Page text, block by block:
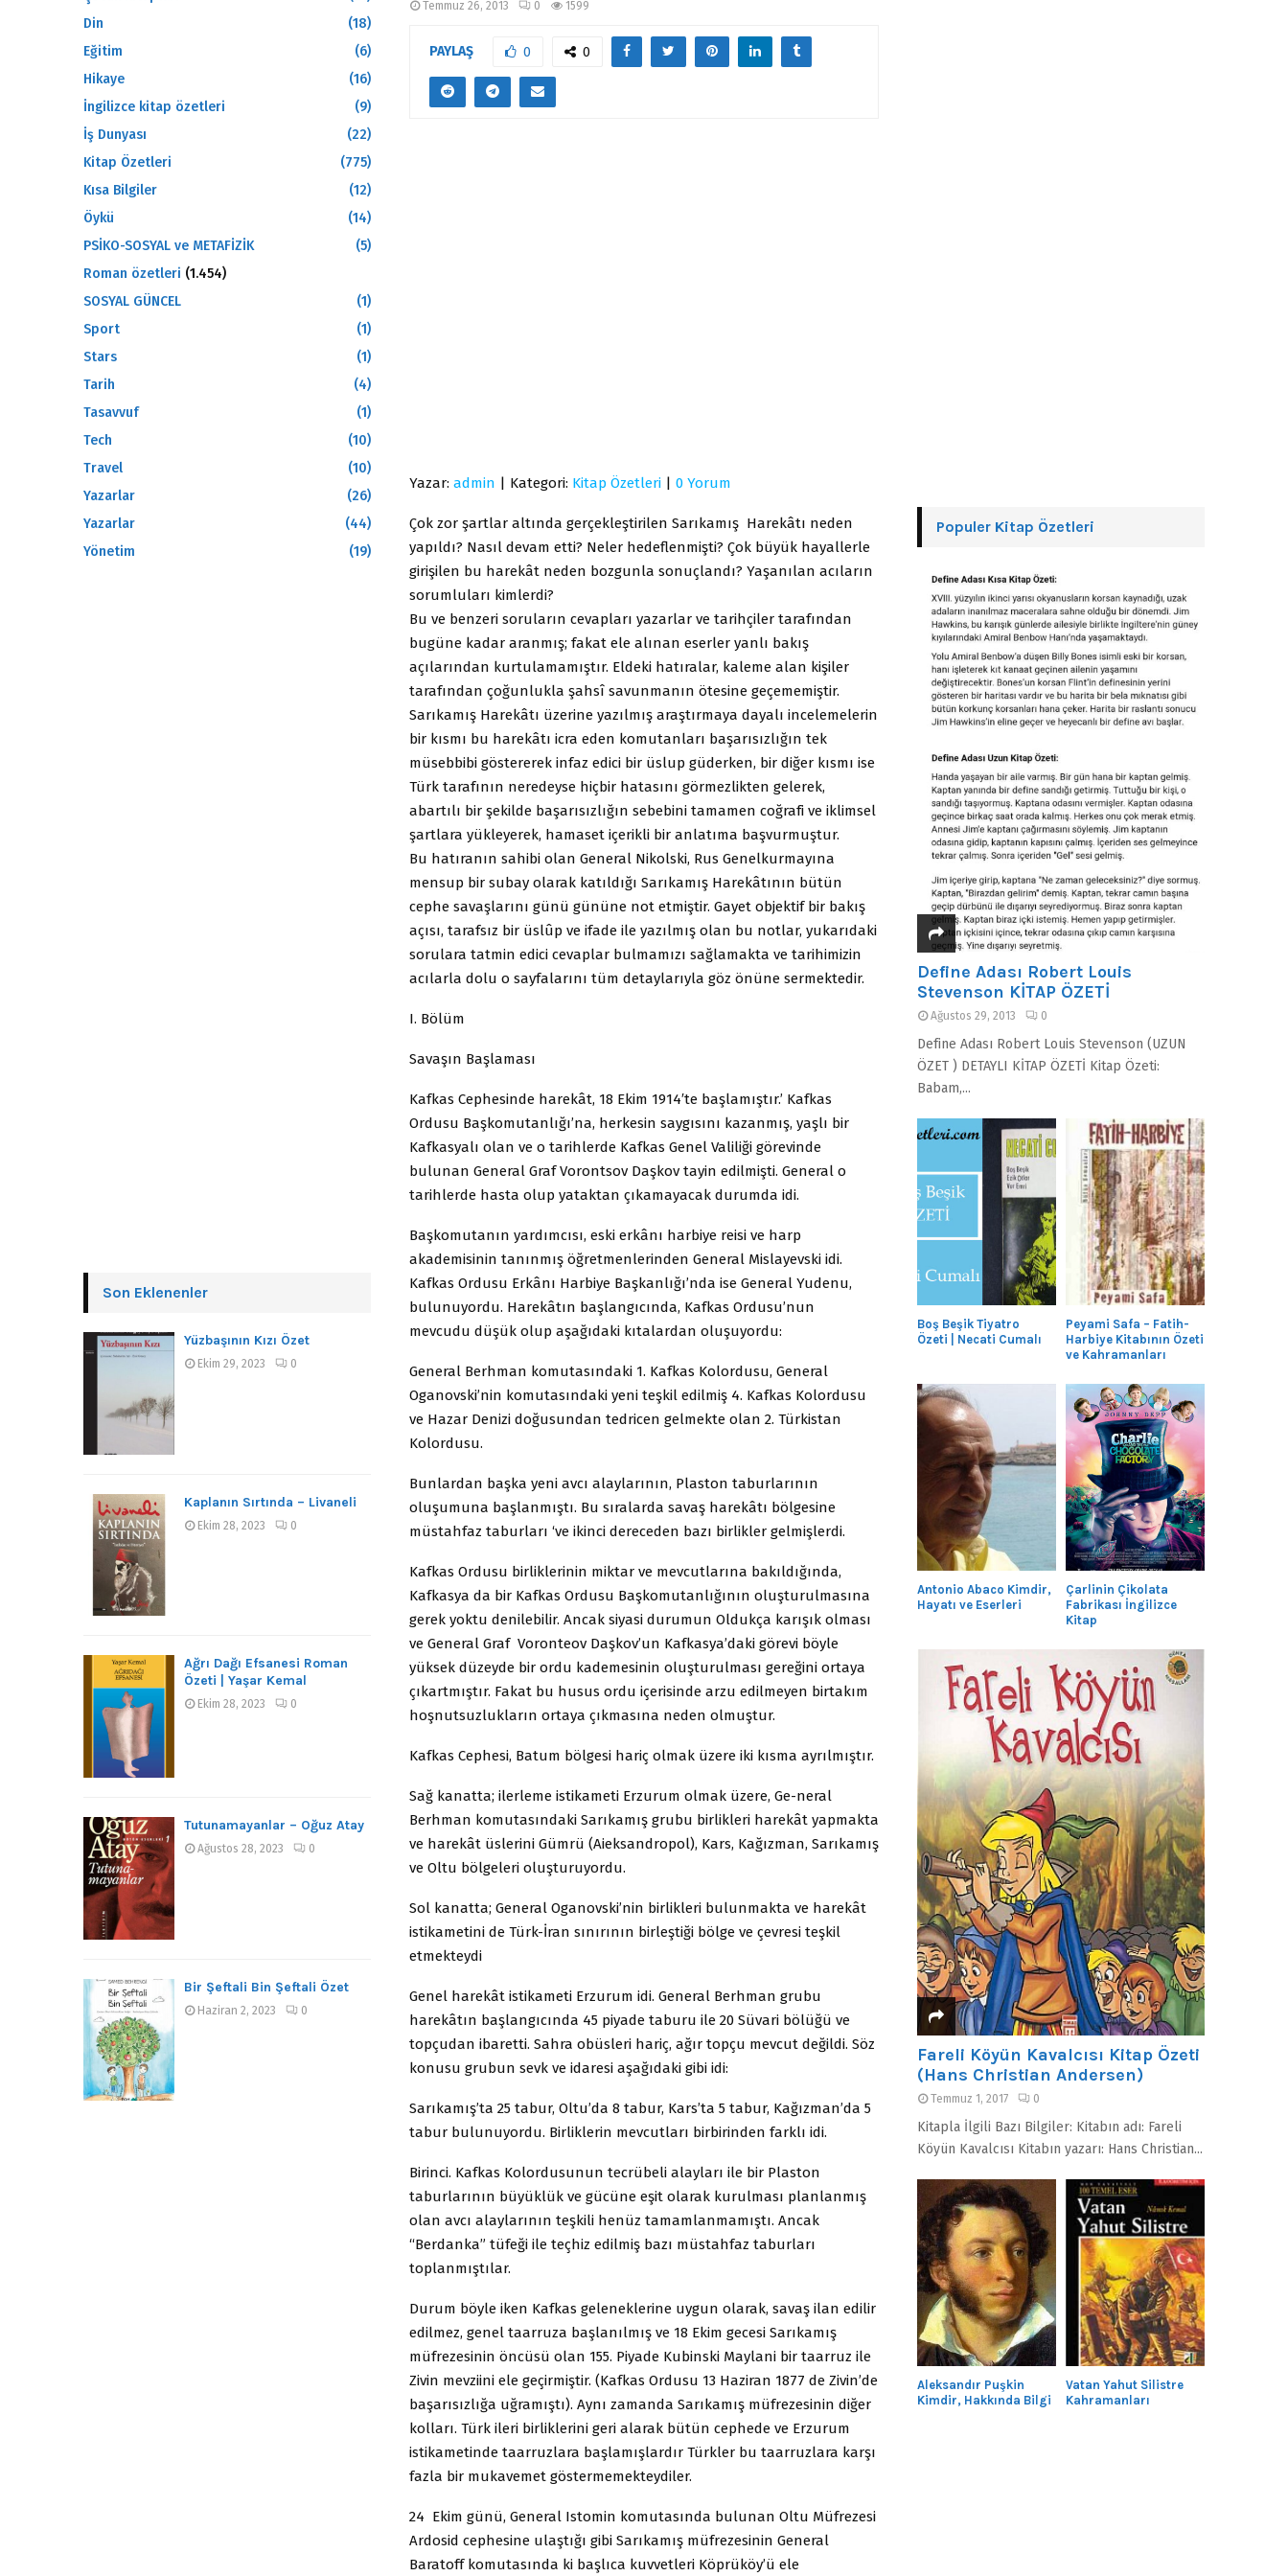
Temmuz 26, 2013 0 1599
PAYLAŞ 0 0
Yazar: admin | Kategori: Kitap Özetleri | 0 Yorum
Çok zor şartlar altında gerçekleştirilen Sarıkamış Harekâtı neden
yapıldı? Nasıl devam etti? Neler hedeflenmişti? Çok büyük hayallerle
girişilen bu harekât neden bozgunla sonuçlandı? Yaşanılan acıların
sorumluları kimlerdi?
Bu ve benzeri soruların cevapları yazarlar ve tarihçiler tarafından
bugüne kadar aranmış; fakat ele alınan eserler yanlı bakış
açılarından kurtulamamıştır. Eldeki hatıralar, kaleme alan kişiler
tarafından çoğunlukla şahsî savunmanın ötesine geçememiştir.
Sarıkamış Harekâtı üzerine yazılmış araştırmaya dayalı incelemelerin
bir kısmı bu harekâtı icra eden komutanları başarısızlığın tek
müsebbibi göstererek infaz edici bir üslup güderken, bir diğer kısmı ise
Türk tarafının neredeyse hiçbir hatasını görmezlikten gelerek,
abartılı bir şekilde başarısızlığın sebebini tamamen coğrafi ve iklimsel
şartlara yükleyerek, hamaset içerikli bir anlatıma başvurmuştur.
Bu hatıranın sahibi olan General Nikolski, Rus Genelkurmayına
mensup bir subay olarak katıldığı Sarıkamış Harekâtının bütün
cephe savaşlarını günü gününe not etmiştir. Gayet objektif bir bakış
açısı, tarafsız bir üslûp ve ifade ile yazılmış olan bu notlar, yukarıdaki
sorulara tatmin edici cevaplar bulmamızı sağlamakta ve tarihimizin
acılarla dolu o sayfalarını tüm detaylarıyla göz önüne sermektedir.
I. Bölüm
Savaşın Başlaması
Kafkas Cephesinde harekât, 18 Ekim 1914′te başlamıştır.’ Kafkas
Ordusu Başkomutanlığı’na, herkesin saygısını kazanmış, yaşlı bir
Kafkasyalı olan ve o tarihlerde Kafkas Genel Valiliği görevinde
bulunan General Graf Vorontsov Daşkov tayin edilmişti. General o
tarihlerde hasta olup yataktan çıkamayacak durumda idi.
Başkomutanın yardımcısı, eski erkânı harbiye reisi ve harp
akademisinin tanınmış öğretmenlerinden General Mislayevski idi.
Kafkas Ordusu Erkânı Harbiye Başkanlığı’nda ise General Yudenu,
bulunuyordu. Harekâtın başlangıcında, Kafkas Ordusu’nun
mevcudu düşük olup aşağıdaki kıtalardan oluşuyordu:
General Berhman komutasındaki 1. Kafkas Kolordusu, General
Oganovski’nin komutasındaki yeni teşkil edilmiş 4. Kafkas Kolordusu
ve Hazar Denizi doğusundan tedricen gelmekte olan 2. Türkistan
Kolordusu.
Bunlardan başka yeni avcı alaylarının, Plaston taburlarının
oluşumuna başlanmıştı. Bu sıralarda savaş harekâtı bölgesine
müstahfaz taburları ‘ve ikinci dereceden bazı birlikler gelmişlerdi.
Kafkas Ordusu birliklerinin miktar ve mevcutlarına bakıldığında,
Kafkasya da bir Kafkas Ordusu Başkomutanlığının oluşturulmasına
gerek yoktu denilebilir. Ancak siyasi durumun Oldukça karışık olması
ve General Graf Voronteov Daşkov’un Kafkasya’daki görevi böyle
yüksek düzeyde bir ordu kademesinin oluşturulması gereğini ortaya
çıkartmıştır. Fakat bu husus ordu içerisinde arzu edilmeyen birtakım
hoşnutsuzlukların ortaya çıkmasına neden olmuştur.
Kafkas Cephesi, Batum bölgesi hariç olmak üzere iki kısma ayrılmıştır.
Sağ kanatta; ilerleme istikameti Erzurum olmak üzere, Ge-neral
Berhman komutasındaki Sarıkamış grubu birlikleri harekât yapmakta
ve harekât üslerini Gümrü (Aieksandropol), Kars, Kağızman, Sarıkamış
ve Oltu bölgeleri oluşturuyordu.
Sol kanatta; General Oganovski’nin birlikleri bulunmakta ve harekât
istikametini de Türk-İran sınırının birleştiği bölge ve çevresi teşkil
etmekteydi
Genel harekât istikameti Erzurum idi. General Berhman grubu
harekâtın başlangıcında 45 piyade taburu ile 20 Süvari bölüğü ve
topçudan ibaretti. Sahra obüsleri hariç, ağır topçu mevcut değildi. Söz
konusu grubun sevk ve idaresi aşağıdaki gibi idi:
Sarıkamış’ta 25 tabur, Oltu’da 8 tabur, Kars’ta 5 tabur, Kağızman’da 5
tabur bulunuyordu. Birliklerin mevcutları birbirinden farklı idi.
Birinci. Kafkas Kolordusunun tecrübeli alayları ile bir Plaston
taburlarının büyüklük ve gücüne eşit olarak kurulması planlanmış
olan avcı alaylarının teşkili henüz tamamlanmamıştı. Ancak
“Berdanka” tüfeği ile teçhiz edilmiş bazı müstahfaz taburları
toplanmıştılar.
Durum böyle iken Kafkas geleneklerine uygun olarak, savaş ilan edilir
edilmez, genel taarruza başlanılmış ve 18 Ekim gecesi Sarıkamış
müfrezesinin öncüsü olan 155. Piyade Kubinski Maylani bir taarruz ile
Zivin mevziini ele geçirmiştir. (Kafkas Ordusu 13 Haziran 1877 de Zivin’de
başarısızlığa uğramıştı). Aynı zamanda Sarıkamış müfrezesinin diğer
kolları. Türk ileri birliklerini geri alarak bütün cephede ve Erzurum
istikametinde taarruzlara başlamışlardır Türkler bu taarruzlara karşı
fazla bir mukavemet göstermemekteydiler.
24 Ekim günü, General Istomin komutasında bulunan Oltu Müfrezesi
Ardosid cephesine ulaştığı gibi Sarıkamış müfrezesinin General
Baratoff komutasında ki başlıca kuvvetleri Köprüköy’ü ele
Din
(18)
Eğitim
(6)
Hikaye
(16)
İngilizce kitap özetleri
(9)
İş Dunyası
(22)
Kitap Özetleri
(775)
Kısa Bilgiler
(12)
Öykü
(14)
PSİKO-SOSYAL ve METAFİZİK
(5)
Roman özetleri (1.454)
SOSYAL GÜNCEL
(1)
Sport
(1)
Stars
(1)
Tarih
(4)
Tasavvuf
(1)
Tech
(10)
Travel
(10)
Yazarlar
(26)
Yazarlar
(44)
Yönetim
(19)
Son Eklenenler
Yüzbaşının Kızı Özet
Ekim 29, 2023 0
Kaplanın Sırtında – Livaneli
Ekim 28, 2023 0
Ağrı Dağı Efsanesi Roman
Özeti | Yaşar Kemal
Ekim 28, 2023 0
Tutunamayanlar – Oğuz Atay
Ağustos 28, 2023 0
Bir Şeftali Bin Şeftali Özet
Haziran 2, 2023 0
Populer Kitap Özetleri
Define Adası Robert Louis
Stevenson KİTAP ÖZETİ
Ağustos 29, 2013 0
Define Adası Robert Louis Stevenson (UZUN
ÖZET ) DETAYLI KİTAP ÖZETİ Kitap Özeti:
Babam,...
Boş Beşik Tiyatro
Özeti | Necati Cumalı
Peyami Safa – Fatih-
Harbiye Kitabının Özeti
ve Kahramanları
Antonio Abaco Kimdir,
Hayatı ve Eserleri
Çarlinin Çikolata
Fabrikası İngilizce
Kitap
Fareli Köyün Kavalcısı Kitap Özeti
(Hans Christian Andersen)
Temmuz 1, 2017 0
Kitapla İlgili Bazı Bilgiler: Kitabın adı: Fareli
Köyün Kavalcısı Kitabın yazarı: Hans Christian...
Aleksandır Puşkin
Kimdir, Hakkında Bilgi
Vatan Yahut Silistre
Kahramanları